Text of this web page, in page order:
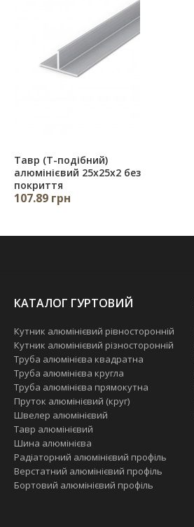
Тавр (Т-подібний)
алюмінієвий 25х25х2 без
покриття
107.89 грн
КАТАЛОГ ГУРТОВИЙ
Кутник алюмінієвий рівносторонній
Кутник алюмінієвий різносторонній
Труба алюмінієва квадратна
Труба алюмінієва кругла
Труба алюмінієва прямокутна
Пруток алюмінієвий (круг)
Швелер алюмінієвий
Тавр алюмінієвий
Шина алюмінієва
Радіаторний алюмінієвий профіль
Верстатний алюмінієвий профіль
Бортовий алюмінієвий профіль